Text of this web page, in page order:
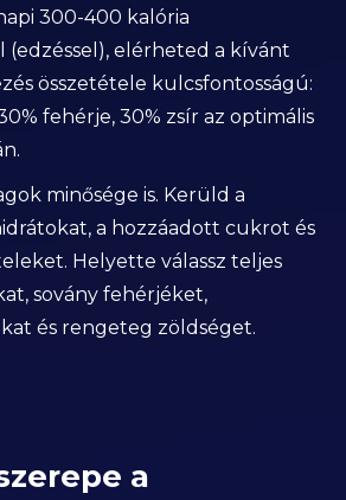
300-400 kalória
elérheted a kívánt
összetétele kulcsfontosságú:
fehérje, 30% zsír az optimális
minősége is. Kerüld a
a hozzáadott cukrot és
Helyette válassz teljes
sovány fehérjéket,
és rengeteg zöldséget.
a